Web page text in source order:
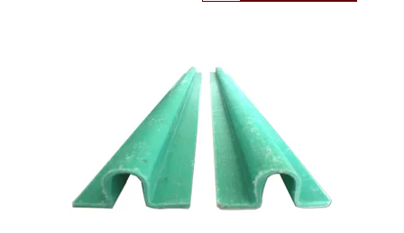
Skladem 2